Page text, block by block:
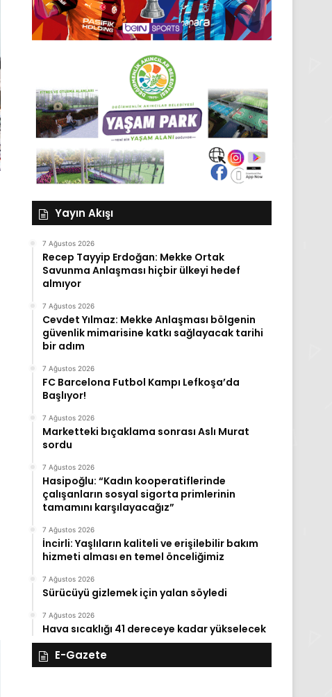
Yayın Akışı
7 Ağustos 2026
Recep Tayyip Erdoğan: Mekke Ortak
Savunma Anlaşması hiçbir ülkeyi hedef
almıyor
7 Ağustos 2026
Cevdet Yılmaz: Mekke Anlaşması bölgenin
güvenlik mimarisine katkı sağlayacak tarihi
bir adım
7 Ağustos 2026
FC Barcelona Futbol Kampı Lefkoşa’da
Başlıyor!
7 Ağustos 2026
Marketteki bıçaklama sonrası Aslı Murat
sordu
7 Ağustos 2026
Hasipoğlu: “Kadın kooperatiflerinde
çalışanların sosyal sigorta primlerinin
tamamını karşılayacağız”
7 Ağustos 2026
İncirli: Yaşlıların kaliteli ve erişilebilir bakım
hizmeti alması en temel önceliğimiz
7 Ağustos 2026
Sürücüyü gizlemek için yalan söyledi
7 Ağustos 2026
Hava sıcaklığı 41 dereceye kadar yükselecek
E-Gazete